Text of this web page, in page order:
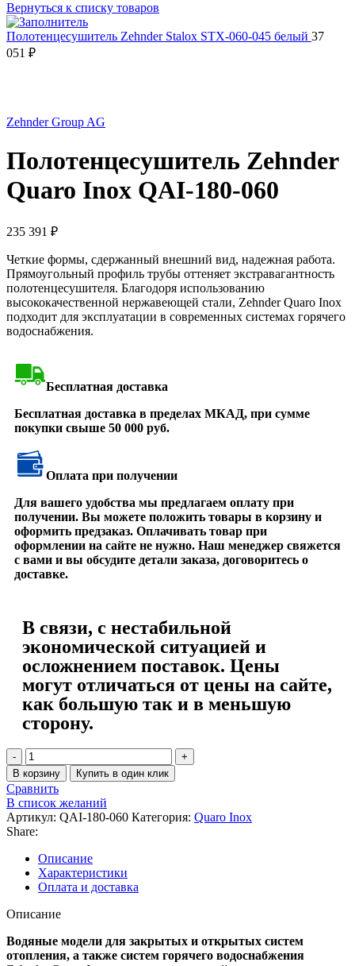
Вернуться к списку товаров
Полотенцесушитель Zehnder Stalox STX-060-045 белый 37
051 ₽
Zehnder Group AG
Полотенцесушитель Zehnder
Quaro Inox QAI-180-060
235 391 ₽
Четкие формы, сдержанный внешний вид, надежная работа.
Прямоугольный профиль трубы оттеняет экстравагантность
полотенцесушителя. Благодоря использованию
высококачественной нержавеющей стали, Zehnder Quaro Inox
подходит для эксплуатации в современных системах горячего
водоснабжения.
Бесплатная доставка
Бесплатная доставка в пределах МКАД, при сумме
покупки свыше 50 000 руб.
Оплата при получении
Для вашего удобства мы предлагаем оплату при
получении. Вы можете положить товары в корзину и
оформить предзаказ. Оплачивать товар при
оформлении на сайте не нужно. Наш менеджер свяжется
с вами и вы обсудите детали заказа, договоритесь о
доставке.
В связи, с нестабильной
экономической ситуацией и
осложнением поставок. Цены
могут отличаться от цены на сайте,
как большую так и в меньшую
сторону.
В корзину Купить в один клик
Сравнить
В список желаний
Артикул: QAI-180-060 Категория: Quaro Inox
Share:
Описание
Характеристики
Оплата и доставка
Описание
Водяные модели для закрытых и открытых систем
отопления, а также систем горячего водоснабжения